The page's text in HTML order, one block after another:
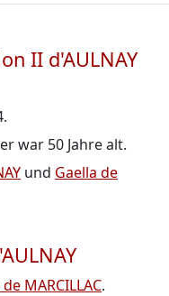
II d'AULNAY
.
war 50 Jahre alt.
und Gaella de
MARCILLAC.